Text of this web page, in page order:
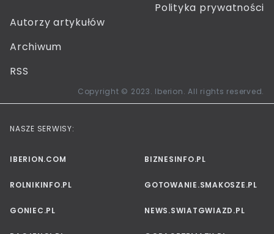
Polityka prywatności
Autorzy artykułów
Archiwum
RSS
Copyright © 2023. Iberion. All rights reserved.
NASZE SERWISY:
IBERION.COM BIZNESINFO.PL
ROLNIKINFO.PL GOTOWANIE.SMAKOSZE.PL
GONIEC.PL NEWS.SWIATGWIAZD.PL